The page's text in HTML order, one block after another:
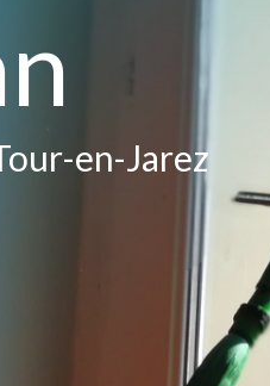
en-Jarez